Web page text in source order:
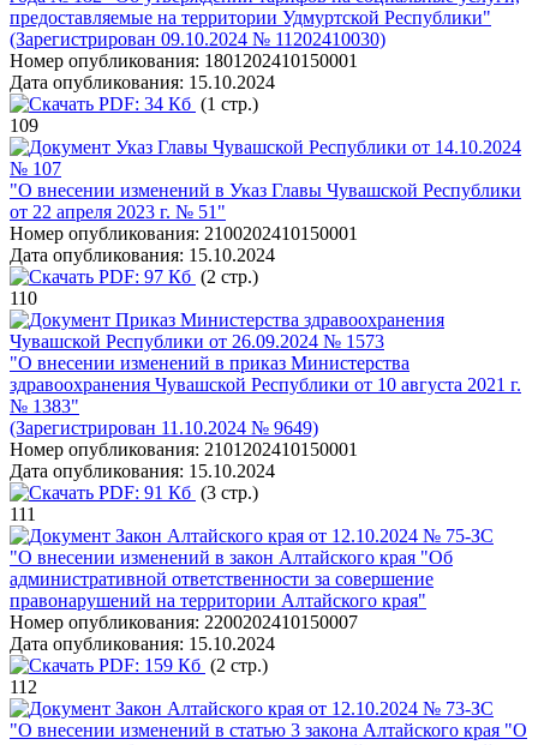
предоставляемые на территории Удмуртской Республики"
(Зарегистрирован 09.10.2024 № 11202410030)
Номер опубликования: 1801202410150001
Дата опубликования: 15.10.2024
PDF: 34 Кб (1 стр.)
109
Указ Главы Чувашской Республики от 14.10.2024
№ 107
"О внесении изменений в Указ Главы Чувашской Республики
от 22 апреля 2023 г. № 51"
Номер опубликования: 2100202410150001
Дата опубликования: 15.10.2024
PDF: 97 Кб (2 стр.)
110
Приказ Министерства здравоохранения
Чувашской Республики от 26.09.2024 № 1573
"О внесении изменений в приказ Министерства
здравоохранения Чувашской Республики от 10 августа 2021 г.
№ 1383"
(Зарегистрирован 11.10.2024 № 9649)
Номер опубликования: 2101202410150001
Дата опубликования: 15.10.2024
PDF: 91 Кб (3 стр.)
111
Закон Алтайского края от 12.10.2024 № 75-ЗС
"О внесении изменений в закон Алтайского края "Об
административной ответственности за совершение
правонарушений на территории Алтайского края"
Номер опубликования: 2200202410150007
Дата опубликования: 15.10.2024
PDF: 159 Кб (2 стр.)
112
Закон Алтайского края от 12.10.2024 № 73-ЗС
"О внесении изменений в статью 3 закона Алтайского края "О